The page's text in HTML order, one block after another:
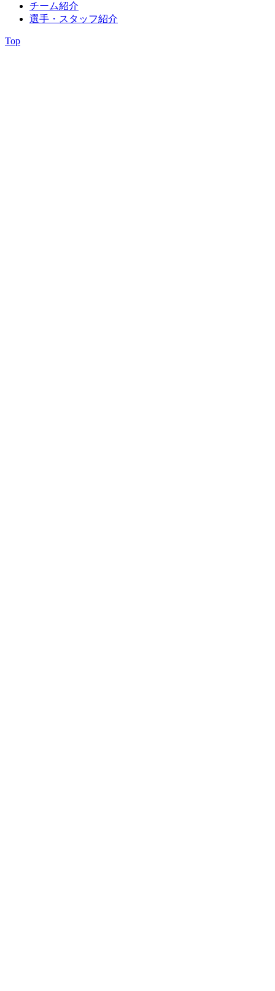
チーム紹介
選手・スタッフ紹介
Top